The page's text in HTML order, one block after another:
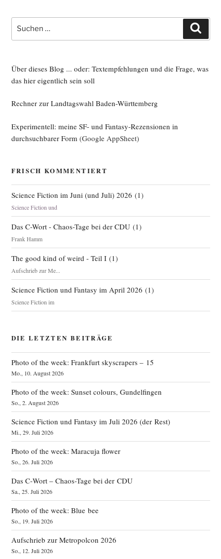
im
Netz
las­
sen“
Suche
nach:
Über dieses Blog ... oder: Textempfehlungen und die Frage, was
das hier eigentlich sein soll
Rechner zur Landtagswahl Baden-Württemberg
Experimentell: meine SF- und Fantasy-Rezensionen in
durchsuchbarer Form (Google AppSheet)
FRISCH KOMMENTIERT
Science Fiction im Juni (und Juli) 2026 (1)
Science Fiction und
Das C-Wort - Chaos-Tage bei der CDU(1)
Frank Hamm
The good kind of weird - Teil I(1)
Aufschrieb zur Me...
Science Fiction und Fantasy im April 2026 (1)
Science Fiction im
DIE LETZTEN BEITRÄGE
Photo of the week: Frankfurt skyscrapers – 15
Mo., 10. August 2026
Photo of the week: Sunset colours, Gundelfingen
So., 2. August 2026
Science Fiction und Fantasy im Juli 2026 (der Rest)
Mi., 29. Juli 2026
Photo of the week: Maracuja flower
So., 26. Juli 2026
Das C‑Wort – Chaos-Tage bei der CDU
Sa., 25. Juli 2026
Photo of the week: Blue bee
So., 19. Juli 2026
Aufschrieb zur Metropolcon 2026
So., 12. Juli 2026